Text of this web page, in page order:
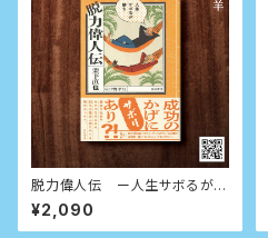
脱力偉人伝 ー人生サボるが勝
ちー
¥2,090